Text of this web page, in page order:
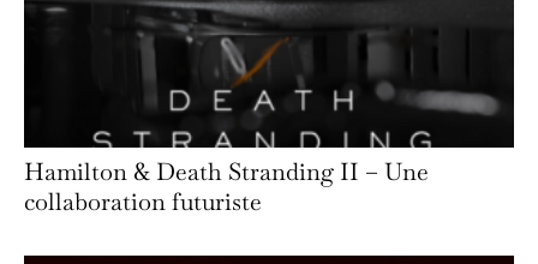
Hamilton & Death Stranding II – Une
collaboration futuriste